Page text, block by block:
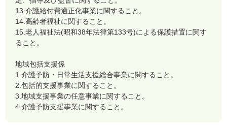
13.介護給付費適正化事業に関すること。
14.高齢者福祉に関すること。
15.老人福祉法(昭和38年法律第133号)による保護措置に関す
ること。
地域包括支援係
1.介護予防・日常生活支援総合事業に関すること。
2.包括的支援事業に関すること。
3.地域支援事業の任意事業に関すること。
4.介護予防支援事業に関すること。